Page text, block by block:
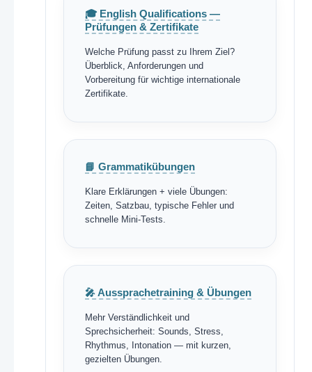
🎓 English Qualifications —
Prüfungen & Zertifikate
Welche Prüfung passt zu Ihrem Ziel?
Überblick, Anforderungen und
Vorbereitung für wichtige internationale
Zertifikate.
📘 Grammatikübungen
Klare Erklärungen + viele Übungen:
Zeiten, Satzbau, typische Fehler und
schnelle Mini-Tests.
🎤 Aussprachetraining & Übungen
Mehr Verständlichkeit und
Sprechsicherheit: Sounds, Stress,
Rhythmus, Intonation — mit kurzen,
gezielten Übungen.